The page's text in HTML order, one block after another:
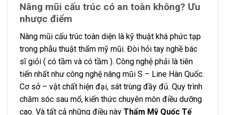
Nâng mũi cấu trúc có an toàn không? Ưu
nhược điểm
Nâng mũi cấu trúc toàn diện là kỹ thuật khá phức tạp
trong phẫu thuật thẩm mỹ mũi. Đòi hỏi tay nghề bác
sĩ giỏi ( có tầm và có tầm ). Công nghệ phải là tiên
tiến nhất như công nghệ nâng mũi S – Line Hàn Quốc.
Cơ sở – vật chất hiện đại, sát trùng đầy đủ. Quy trình
chăm sóc sau mổ, kiến thức chuyên môn điều dưỡng
cao. Và tất cả những điều này Thẩm Mỹ Quốc Tế